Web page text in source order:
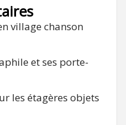
village chanson
et ses porte-
les étagères objets